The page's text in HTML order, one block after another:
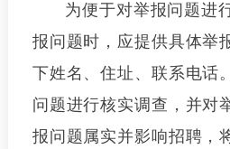
为便于对举报问题进
报问题时，应提供具体举
下姓名、住址、联系电话
问题进行核实调查，并对
报问题属实并影响招聘，